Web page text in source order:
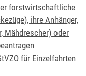
forstwirtschaftliche
ihre Anhänger,
Mähdrescher) oder
für Einzelfahrten